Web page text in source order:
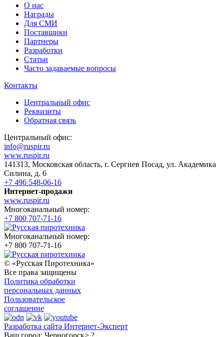
О нас
Награды
Для СМИ
Поставщики
Партнеры
Разработки
Статьи
Часто задаваемые вопросы
Контакты
Центральный офис
Реквизиты
Обратная связь
Центральный офис:
info@ruspir.ru
www.ruspir.ru
141313, Московская область, г. Сергиев Посад, ул. Академика
Силина, д. 6
+7 496 548-06-16
Интернет-продажи
www.ruspir.ru
Многоканальный номер:
+7 800 707-71-16
Многоканальный номер:
+7 800 707-71-16
© «Русская Пиротехника»
Все права защищены
Политика обработки
персональных данных
Пользовательское
соглашение
Разработка сайта Интернет-Эксперт
Ваш город: Черногорск> ?